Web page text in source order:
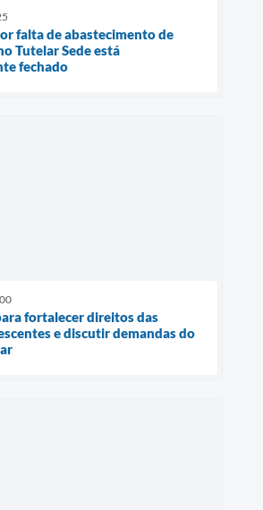
falta de abastecimento de
Tutelar Sede está
fechado
fortalecer direitos das
e discutir demandas do